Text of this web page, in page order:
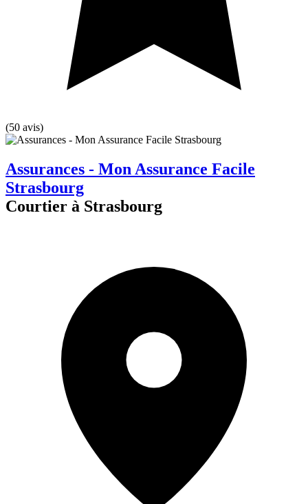
(50 avis)
Assurances - Mon Assurance Facile
Strasbourg
Courtier à Strasbourg